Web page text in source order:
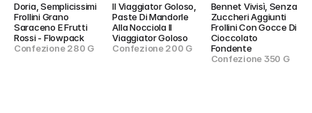
Doria, Semplicissimi
Frollini Grano
Saraceno E Frutti
Rossi - Flowpack
Confezione 280 G
Il Viaggiator Goloso,
Paste Di Mandorle
Alla Nocciola Il
Viaggiator Goloso
Confezione 200 G
Bennet Vivisì, Senza
Zuccheri Aggiunti
Frollini Con Gocce Di
Cioccolato
Fondente
Confezione 350 G